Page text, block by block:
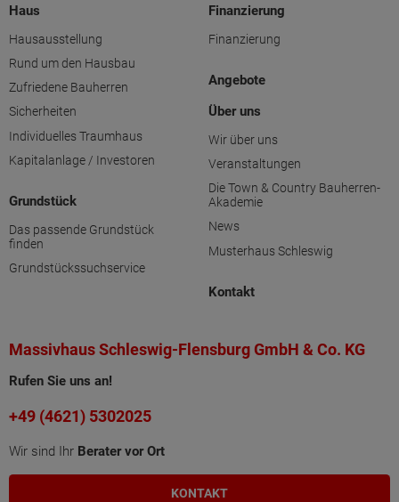
Haus
Hausausstellung
Rund um den Hausbau
Zufriedene Bauherren
Sicherheiten
Individuelles Traumhaus
Kapitalanlage / Investoren
Grundstück
Das passende Grundstück
finden
Grundstückssuchservice
Finanzierung
Finanzierung
Angebote
Über uns
Wir über uns
Veranstaltungen
Die Town & Country Bauherren-
Akademie
News
Musterhaus Schleswig
Kontakt
Massivhaus Schleswig-Flensburg GmbH & Co. KG
Rufen Sie uns an!
+49 (4621) 5302025
Wir sind Ihr Berater vor Ort
KONTAKT